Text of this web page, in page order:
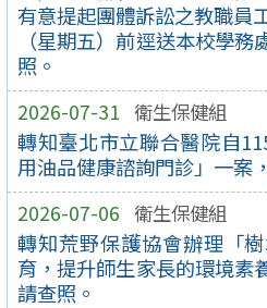
有意提起團體訴訟之教職員
（星期五）前逕送本校學
照。
2026-07-31 衛生保健組
轉知臺北市立聯合醫院自
用油品健康諮詢門診」一案
2026-07-06 衛生保健組
轉知荒野保護協會辦理「
育，提升師生家長的環境素
請查照。